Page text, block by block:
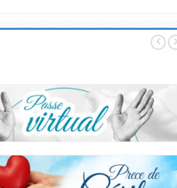
Roque Jacintho
Joao Nunes Maia